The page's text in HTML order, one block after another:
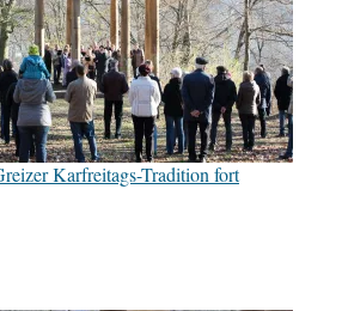
Karfreitags-Tradition fort